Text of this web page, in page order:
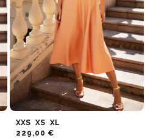
XXS XS XL
229,00 €